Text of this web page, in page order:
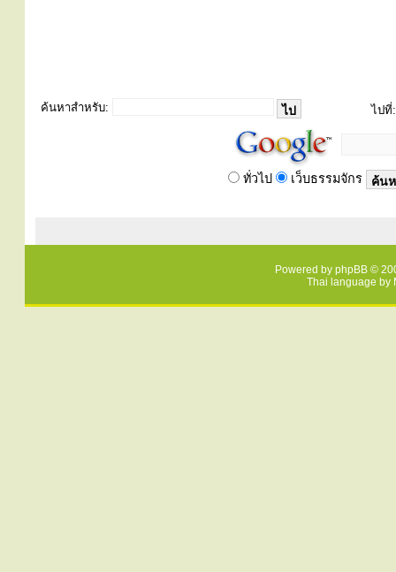
ค้นหาสำหรับ: ไปที่:
ทั่วไป เว็บธรรมจักร
Powered by phpBB ©
Thai language by